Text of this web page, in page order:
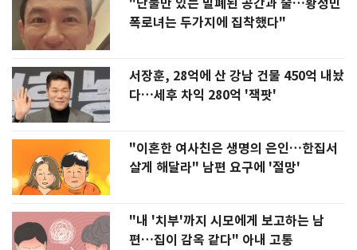
"단둘만 있는 밀폐된 공간과 술…황정민
폭로녀는 두가지에 집착했다"
서장훈, 28억에 산 강남 건물 450억 내놨
다…세후 차익 280억 '잭팟'
"이혼한 여사친은 생명의 은인…한집서
살게 해달라" 남편 요구에 '절망'
"내 '치부'까지 시모에게 보고하는 남
편…집이 감옥 같다" 아내 고통